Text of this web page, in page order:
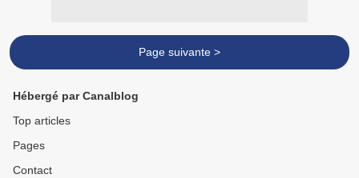
Page suivante >
Hébergé par Canalblog
Top articles
Pages
Contact